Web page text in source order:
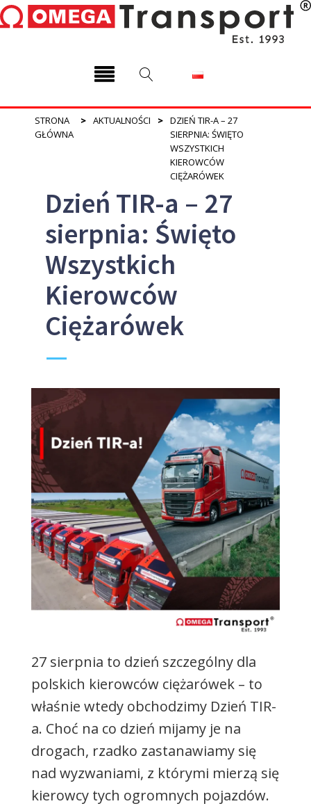
STRONA
GŁÓWNA
> AKTUALNOŚCI > DZIEŃ TIR-A – 27
SIERPNIA: ŚWIĘTO
WSZYSTKICH
KIEROWCÓW
CIĘŻARÓWEK
Dzień TIR-a – 27
sierpnia: Święto
Wszystkich
Kierowców
Ciężarówek
27 sierpnia to dzień szczególny dla
polskich kierowców ciężarówek – to
właśnie wtedy obchodzimy Dzień TIR-
a. Choć na co dzień mijamy je na
drogach, rzadko zastanawiamy się
nad wyzwaniami, z którymi mierzą się
kierowcy tych ogromnych pojazdów.